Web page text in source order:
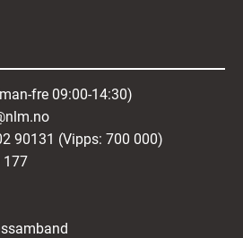
fre 09:00-14:30)
90131 (Vipps: 700 000)
177